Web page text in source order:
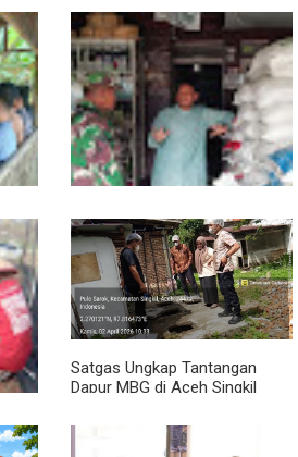
Lewat Komsos, Babinsa
Rundeng Pantau Stok dan
Harga Pupuk
Satgas Ungkap Tantangan
Dapur MBG di Aceh Singkil